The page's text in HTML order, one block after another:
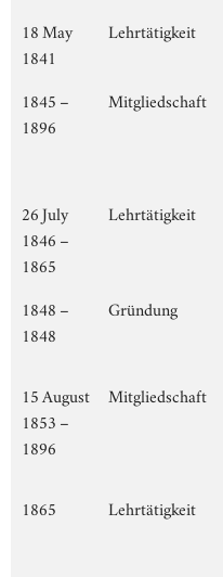
18 May
1841
Lehrtätigkeit
1845 –
1896
Mitgliedschaft
26 July
1846 –
1865
Lehrtätigkeit
1848 –
1848
Gründung
15 August
1853 –
1896
Mitgliedschaft
1865 Lehrtätigkeit